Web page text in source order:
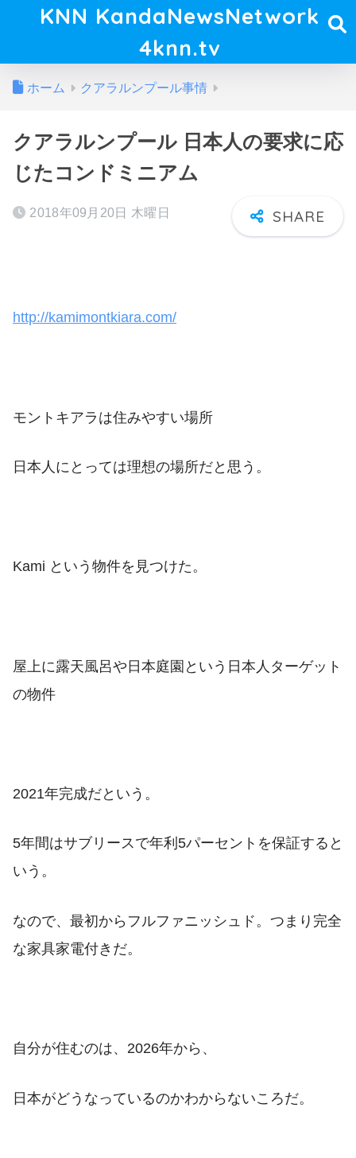
KNN KandaNewsNetwork
4knn.tv
ホーム クアラルンプール事情
クアラルンプール 日本人の要求に応
じたコンドミニアム
2018年09月20日 木曜日
http://kamimontkiara.com/
モントキアラは住みやすい場所
日本人にとっては理想の場所だと思う。
Kami という物件を見つけた。
屋上に露天風呂や日本庭園という日本人ターゲット
の物件
2021年完成だという。
5年間はサブリースで年利5パーセントを保証すると
いう。
なので、最初からフルファニッシュド。つまり完全
な家具家電付きだ。
自分が住むのは、2026年から、
日本がどうなっているのかわからないころだ。